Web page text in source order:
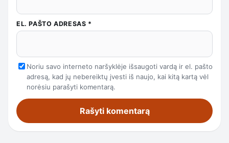
EL. PAŠTO ADRESAS *
Noriu savo interneto naršyklėje išsaugoti vardą ir el. pašto
adresą, kad jų nebereiktų įvesti iš naujo, kai kitą kartą vėl
norėsiu parašyti komentarą.